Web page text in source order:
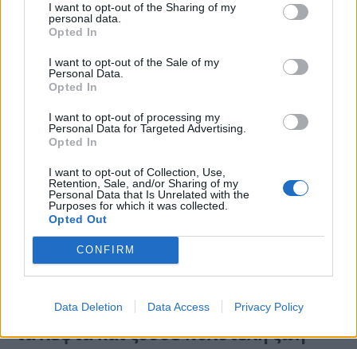
I want to opt-out of the Sharing of my
personal data.
Opted In
I want to opt-out of the Sale of my
Personal Data.
Opted In
I want to opt-out of processing my
Personal Data for Targeted Advertising.
Opted In
I want to opt-out of Collection, Use,
Retention, Sale, and/or Sharing of my
Personal Data that Is Unrelated with the
Purposes for which it was collected.
Opted Out
CONFIRM
Data Deletion Data Access Privacy Policy
Κατά τις ίδιες πληροφορίες, αν και οι
συγκεκριμένες φυλακές φιλοξενούν
σεξουαλικής φύσεως αντικείμενα, εντούτοις ο
ίδιος βρίσκεται υπό διακριτική επιτήρηση
προκειμένου να αποφευχθούν τυχόν «θερμά»
επεισόδια.
Αστυνομικός της Βουλής: Πού βρήκε
τα λεφτά και ζούσε πολυτελή ζωή